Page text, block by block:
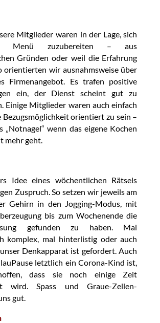
Mitglieder waren in der Lage, sich
Menü zuzubereiten – aus
Gründen oder weil die Erfahrung
orientierten wir ausnahmsweise über
Firmenangebot. Es trafen positive
ein, der Dienst scheint gut zu
Einige Mitglieder waren auch einfach
Bezugsmöglichkeit orientiert zu sein –
„Notnagel“ wenn das eigene Kochen
mehr geht.
Idee eines wöchentlichen Rätsels
Zuspruch. So setzen wir jeweils am
Gehirn in den Jogging-Modus, mit
bis zum Wochenende die
gefunden zu haben. Mal
komplex, mal hinterlistig oder auch
Denkapparat ist gefordert. Auch
letztlich ein Corona-Kind ist,
dass sie noch einige Zeit
wird. Spass und Graue-Zellen-
gut.